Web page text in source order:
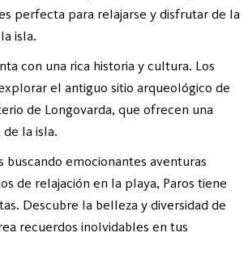
perfecta para relajarse y disfrutar de la
isla.
con una rica historia y cultura. Los
el antiguo sitio arqueológico de
de Longovarda, que ofrecen una
la isla.
buscando emocionantes aventuras
de relajación en la playa, Paros tiene
Descubre la belleza y diversidad de
recuerdos inolvidables en tus